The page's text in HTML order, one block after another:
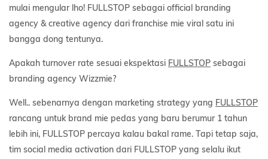
mulai mengular lho! FULLSTOP sebagai official branding
agency & creative agency dari franchise mie viral satu ini
bangga dong tentunya.
Apakah turnover rate sesuai ekspektasi FULLSTOP sebagai
branding agency Wizzmie?
Well.. sebenarnya dengan marketing strategy yang FULLSTOP
rancang untuk brand mie pedas yang baru berumur 1 tahun
lebih ini, FULLSTOP percaya kalau bakal rame. Tapi tetap saja,
tim social media activation dari FULLSTOP yang selalu ikut